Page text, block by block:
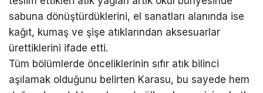
sabuna dönüştürdüklerini, el sanatları alanında ise
kağıt, kumaş ve şişe atıklarından aksesuarlar
ürettiklerini ifade etti.
Tüm bölümlerde önceliklerinin sıfır atık bilinci
aşılamak olduğunu belirten Karasu, bu sayede hem